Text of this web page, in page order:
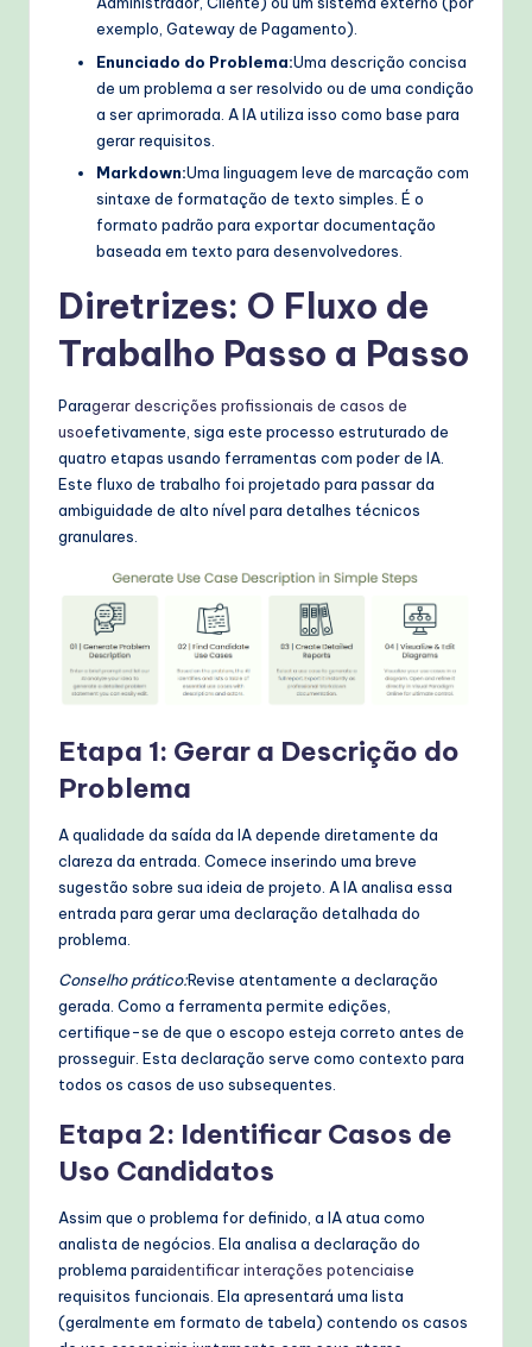
exemplo, Gateway de Pagamento).
Enunciado do Problema:Uma descrição concisa
de um problema a ser resolvido ou de uma condição
a ser aprimorada. A IA utiliza isso como base para
gerar requisitos.
Markdown:Uma linguagem leve de marcação com
sintaxe de formatação de texto simples. É o
formato padrão para exportar documentação
baseada em texto para desenvolvedores.
Diretrizes: O Fluxo de
Trabalho Passo a Passo
Paragerar descrições profissionais de casos de
usoefetivamente, siga este processo estruturado de
quatro etapas usando ferramentas com poder de IA.
Este fluxo de trabalho foi projetado para passar da
ambiguidade de alto nível para detalhes técnicos
granulares.
Etapa 1: Gerar a Descrição do
Problema
A qualidade da saída da IA depende diretamente da
clareza da entrada. Comece inserindo uma breve
sugestão sobre sua ideia de projeto. A IA analisa essa
entrada para gerar uma declaração detalhada do
problema.
Conselho prático:Revise atentamente a declaração
gerada. Como a ferramenta permite edições,
certifique-se de que o escopo esteja correto antes de
prosseguir. Esta declaração serve como contexto para
todos os casos de uso subsequentes.
Etapa 2: Identificar Casos de
Uso Candidatos
Assim que o problema for definido, a IA atua como
analista de negócios. Ela analisa a declaração do
problema paraidentificar interações potenciaise
requisitos funcionais. Ela apresentará uma lista
(geralmente em formato de tabela) contendo os casos